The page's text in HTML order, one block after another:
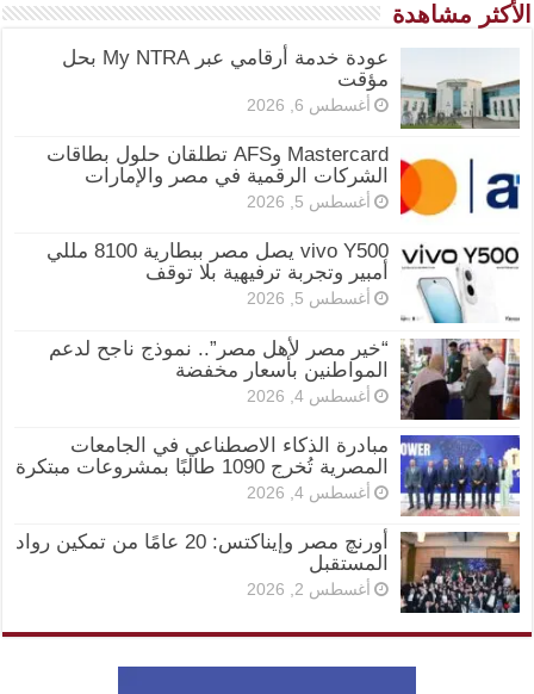
الأكثر مشاهدة
عودة خدمة أرقامي عبر My NTRA بحل
مؤقت
أغسطس 6, 2026
Mastercard وAFS تطلقان حلول بطاقات
الشركات الرقمية في مصر والإمارات
أغسطس 5, 2026
vivo Y500 يصل مصر ببطارية 8100 مللي
أمبير وتجربة ترفيهية بلا توقف
أغسطس 5, 2026
“خير مصر لأهل مصر”.. نموذج ناجح لدعم
المواطنين بأسعار مخفضة
أغسطس 4, 2026
مبادرة الذكاء الاصطناعي في الجامعات
المصرية تُخرج 1090 طالبًا بمشروعات مبتكرة
أغسطس 4, 2026
أورنچ مصر وإيناكتس: 20 عامًا من تمكين رواد
المستقبل
أغسطس 2, 2026